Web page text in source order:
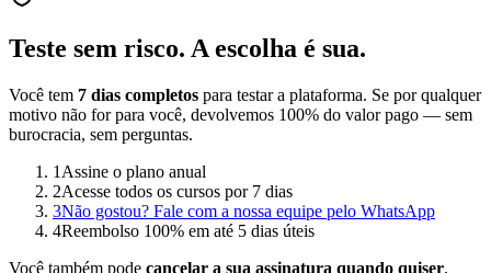
Teste sem risco. A escolha é sua.
Você tem 7 dias completos para testar a plataforma. Se por qualquer
motivo não for para você, devolvemos 100% do valor pago — sem
burocracia, sem perguntas.
1 Assine o plano anual
2Acesse todos os cursos por 7 dias
3Não gostou? Fale com a nossa equipe pelo WhatsApp
4Reembolso 100% em até 5 dias úteis
Você também pode cancelar a sua assinatura quando quiser,